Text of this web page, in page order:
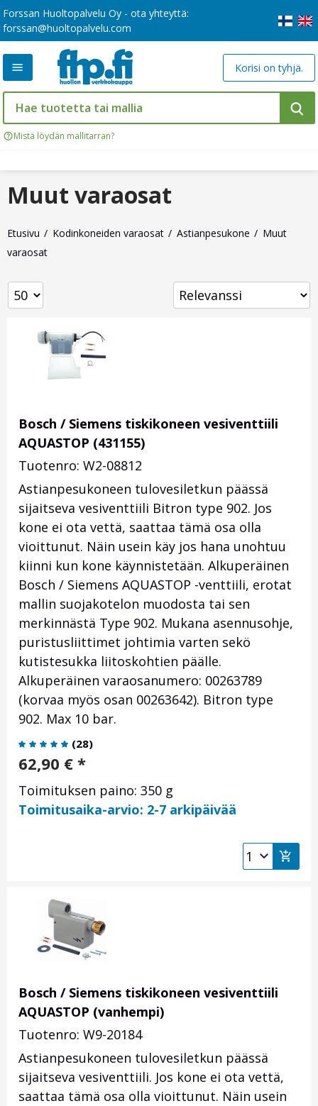
Forssan Huoltopalvelu Oy - ota yhteyttä:
forssan@huoltopalvelu.com
Mistä löydän mallitarran?
Korisi on tyhjä.
Etusivu Kodinkoneiden varaosat Astianpesukone
Muut
varaosat
Muut varaosat
Bosch / Siemens tiskikoneen vesiventtiili
AQUASTOP (431155)
Tuotenro: W2-08812
Astianpesukoneen tulovesiletkun päässä
sijaitseva vesiventtiili Bitron type 902. Jos
kone ei ota vettä, saattaa tämä osa olla
vioittunut. Näin usein käy jos hana unohtuu
kiinni kun kone käynnistetään. Alkuperäinen
Bosch / Siemens AQUASTOP -venttiili, erotat
mallin suojakotelon muodosta tai sen
merkinnästä Type 902. Mukana asennusohje,
puristusliittimet johtimia varten sekö
kutistesukka liitoskohtien päälle.
Alkuperäinen varaosanumero: 00263789
(korvaa myös osan 00263642). Bitron type
902. Max 10 bar.
(28)
62,90 € *
Toimituksen paino: 350 g
Toimitusaika-arvio: 2-7 arkipäivää
Bosch / Siemens tiskikoneen vesiventtiili
AQUASTOP (vanhempi)
Tuotenro: W9-20184
Astianpesukoneen tulovesiletkun päässä
sijaitseva vesiventtiili. Jos kone ei ota vettä,
saattaa tämä osa olla vioittunut. Näin usein